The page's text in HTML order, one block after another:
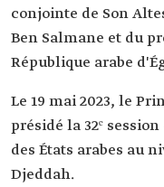
conjointe de Son
Ben Salmane et du
République arabe
Le 19 mai 2023, le
présidé la 32ᵉ
des États arabes au
Djeddah.